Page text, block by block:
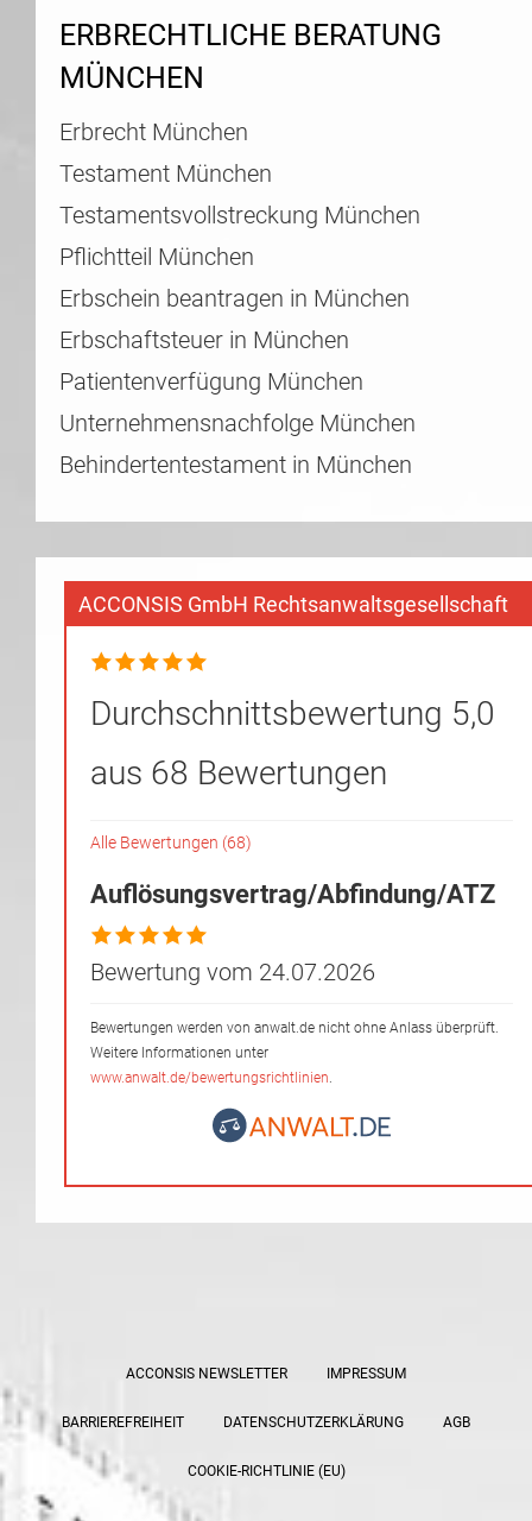
ERBRECHTLICHE BERATUNG
MÜNCHEN
Erbrecht München
Testament München
Testamentsvollstreckung München
Pflichtteil München
Erbschein beantragen in München
Erbschaftsteuer in München
Patientenverfügung München
Unternehmensnachfolge München
Behindertentestament in München
ACCONSIS GmbH Rechtsanwaltsgesellschaft
Durchschnittsbewertung 5,0
aus 68 Bewertungen
Alle Bewertungen (68)
Auflösungsvertrag/Abfindung/ATZ
Bewertung vom 24.07.2026
Bewertungen werden von anwalt.de nicht ohne Anlass überprüft.
Weitere Informationen unter
www.anwalt.de/bewertungsrichtlinien.
ACCONSIS NEWSLETTER IMPRESSUM
BARRIEREFREIHEIT DATENSCHUTZERKLÄRUNG AGB
COOKIE-RICHTLINIE (EU)